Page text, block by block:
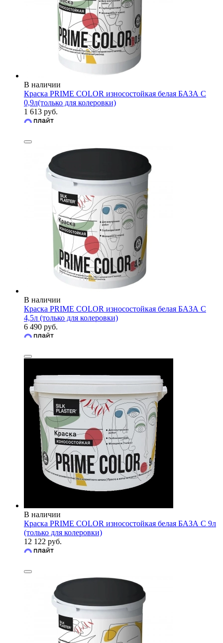
В наличии
Краска PRIME COLOR износостойкая белая БАЗА С
0,9л(только для колеровки)
1 613 руб.
В наличии
Краска PRIME COLOR износостойкая белая БАЗА С
4,5л (только для колеровки)
6 490 руб.
В наличии
Краска PRIME COLOR износостойкая белая БАЗА С 9л
(только для колеровки)
12 122 руб.